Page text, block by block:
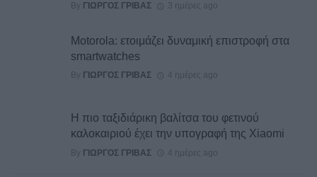
By ΓΙΏΡΓΟΣ ΓΡΊΒΑΣ 3 ημέρες ago
Motorola: ετοιμάζει δυναμική επιστροφή στα
smartwatches
By ΓΙΏΡΓΟΣ ΓΡΊΒΑΣ 4 ημέρες ago
Η πιο ταξιδιάρικη βαλίτσα του φετινού
καλοκαιριού έχει την υπογραφή της Xiaomi
By ΓΙΏΡΓΟΣ ΓΡΊΒΑΣ 4 ημέρες ago